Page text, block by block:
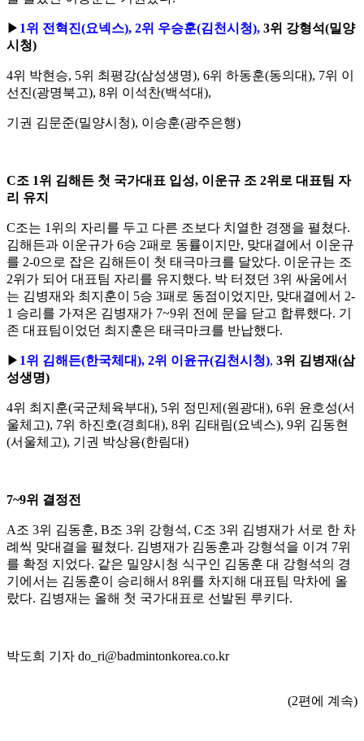
▶ 1위 전혁진(요넥스), 2위 우승훈(김천시청), 3위 강형석(밀양
시청)
4위 박현승, 5위 최평강(삼성생명), 6위 하동훈(동의대), 7위 이
선진(광명북고), 8위 이석찬(백석대),
기권 김문준(밀양시청), 이승훈(광주은행)
C조 1위 김해든 첫 국가대표 입성, 이운규 조 2위로 대표팀 자
리 유지
C조는 1 위의 자리를 두고 다른 조보다 치열한 경쟁을 펼쳤다.
김해든과 이운규가 6승 2패로 동률이지만, 맞대결에서 이운규
를 2-0으로 잡은 김해든이 첫 태극마크를 달았다. 이운규는 조
2위가 되어 대표팀 자리를 유지했다. 박 터졌던 3위 싸움에서
는 김병재와 최지훈이 5승 3패로 동점이었지만, 맞대결에서 2-
1 승리를 가져온 김병재가 7~9위 전에 문을 닫고 합류했다. 기
존 대표팀이었던 최지훈은 태극마크를 반납했다.
▶ 1위 김해든(한국체대), 2위 이윤규(김천시청), 3위 김병재(삼
성생명)
4위 최지훈(국군체육부대), 5위 정민제 (원광대), 6위 윤호성(서
울체고), 7위 하진호(경희대), 8위 김태림(요넥스), 9위 김동현
(서울체고), 기권 박상용(한림대)
7~9위 결정전
A조 3위 김동훈, B조 3위 강형석, C조 3위 김병재가 서로 한 차
례씩 맞대결을 펼쳤다. 김병재가 김동훈과 강형석을 이겨 7위
를 확정 지었다. 같은 밀양시청 식구인 김동훈 대 강형석의 경
기에서는 김동훈이 승리해서 8위를 차지해 대표팀 막차에 올
랐다. 김병재는 올해 첫 국가대표로 선발된 루키다.
박도희 기자 do_ri@badmintonkorea.co.kr
(2편에 계속)